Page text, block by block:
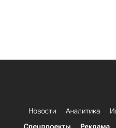
Новости Аналитика